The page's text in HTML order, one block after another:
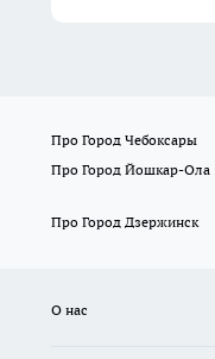
Про Город Чебоксары
Про Город Йошкар-Ола
Про Город Дзержинск
О нас